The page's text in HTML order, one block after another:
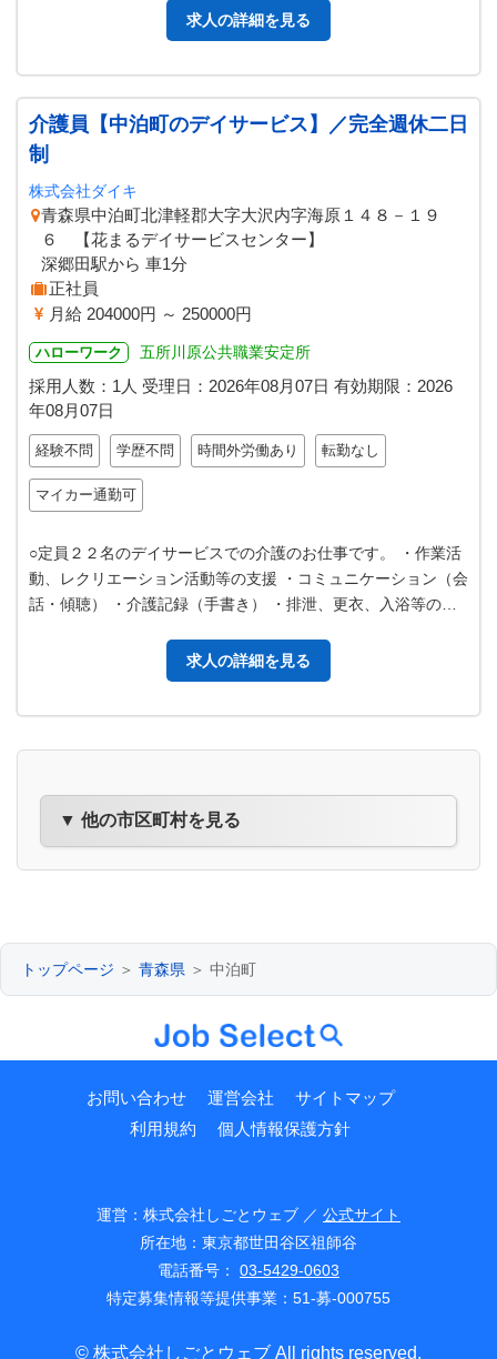
求人の詳細を見る
介護員【中泊町のデイサービス】／完全週休二日
制
株式会社ダイキ
青森県中泊町北津軽郡大字大沢内字海原１４８－１９
６ 【花まるデイサービスセンター】
深郷田駅から 車1分
正社員
月給 204000円 ～ 250000円
ハローワーク 五所川原公共職業安定所
採用人数：1人 受理日： 2026年08月07日 有効期限： 2026
年08月07日
経験不問 学歴不問 時間外労働あり 転勤なし
マイカー通勤可
○定員２２名のデイサービスでの介護のお仕事です。 ・作業活
動、レクリエーション活動等の支援 ・コミュニケーション（会
話・傾聴） ・介護記録（手書き） ・排泄、更衣、入浴等の身
求人の詳細を見る
▼ 他の市区町村を見る
トップページ ＞ 青森県 ＞ 中泊町
お問い合わせ 運営会社
サイトマップ
利用規約
個人情報保護方針
運営：株式会社しごとウェブ ／ 公式サイト
所在地：東京都世田谷区祖師谷
電話番号： 03-5429-0603
特定募集情報等提供事業：51-募-000755
© 株式会社しごとウェブ All rights reserved.